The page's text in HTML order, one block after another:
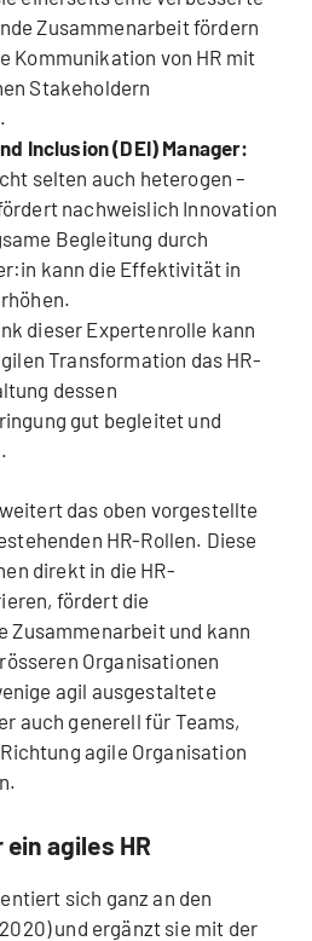
Zusammenarbeit fördern
Kommunikation von HR mit
Stakeholdern
Inclusion (DEI) Manager:
selten auch heterogen –
nachweislich Innovation
Begleitung durch
kann die Effektivität in
dieser Expertenrolle kann
Transformation das HR-
dessen
gut begleitet und
das oben vorgestellte
HR-Rollen. Diese
direkt in die HR-
fördert die
Zusammenarbeit und kann
Organisationen
agil ausgestaltete
auch generell für Teams,
agile Organisation
agiles HR
sich ganz an den
und ergänzt sie mit der